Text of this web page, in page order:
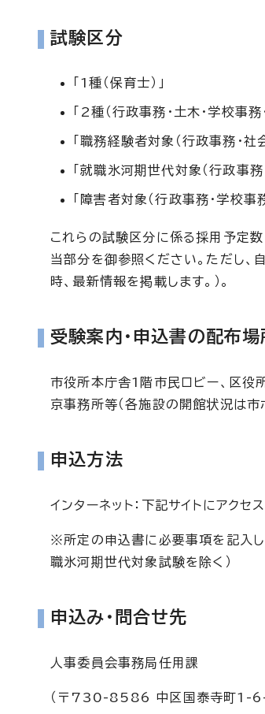
試験区分
「1種（保育士）」
「2種（行政事務・土木・学校事務
「職務経験者対象（行政事務・社
「就職氷河期世代対象（行政事務
「障害者対象（行政事務・学校事務
これらの試験区分に係る採用予定数
当部分を御参照ください。ただし、
時、最新情報を掲載します。）。
受験案内・申込書の配布場
市役所本庁舎1階市民ロビー、区役所
京事務所等（各施設の開館状況は市
申込方法
インターネット：下記サイトにアク
※所定の申込書に必要事項を記入し
職氷河期世代対象試験を除く）
申込み・問合せ先
人事委員会事務局任用課
（〒730-8586 中区国泰寺町